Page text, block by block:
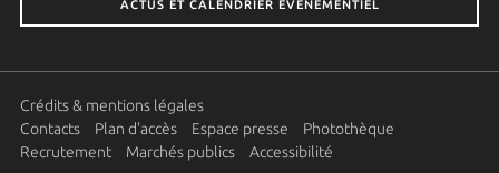
ACTUS ET CALENDRIER ÉVÈNEMENTIEL
Crédits & mentions légales
Contacts
Plan d'accès Espace presse
Photothèque
Recrutement
Marchés publics Accessibilité